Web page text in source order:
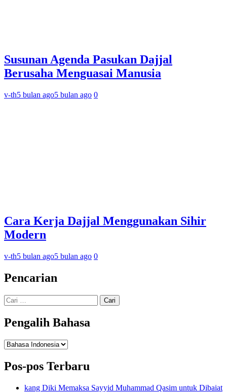
Susunan Agenda Pasukan Dajjal
Berusaha Menguasai Manusia
v-th5 bulan ago5 bulan ago 0
Cara Kerja Dajjal Menggunakan Sihir
Modern
v-th5 bulan ago5 bulan ago 0
Pencarian
Cari
untuk:
Pengalih Bahasa
Pengalih
Pos-pos Terbaru
kang Diki Memaksa Sayyid Muhammad Qasim untuk Dibaiat